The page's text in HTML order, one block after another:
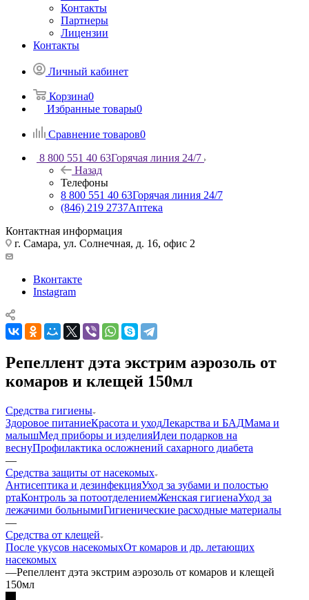
Контакты
Партнеры
Лицензии
Контакты
Личный кабинет
Корзина0
Избранные товары0
Сравнение товаров0
8 800 551 40 63Горячая линия 24/7
Назад
Телефоны
8 800 551 40 63Горячая линия 24/7
(846) 219 2737Аптека
Контактная информация
г. Самара, ул. Солнечная, д. 16, офис 2
Вконтакте
Instagram
Репеллент дэта экстрим аэрозоль от
комаров и клещей 150мл
Средства гигиены
Здоровое питаниеКрасота и уходЛекарства и БАДМама и
малышМед приборы и изделияИдеи подарков на
веснуПрофилактика осложнений сахарного диабета
—
Средства защиты от насекомых
Антисептика и дезинфекцияУход за зубами и полостью
ртаКонтроль за потоотделениемЖенская гигиенаУход за
лежачими больнымиГигиенические расходные материалы
—
Средства от клещей
После укусов насекомыхОт комаров и др. летающих
насекомых
—Репеллент дэта экстрим аэрозоль от комаров и клещей
150мл